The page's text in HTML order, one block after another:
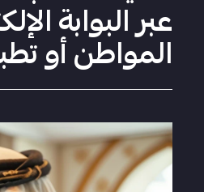
عبر البوابة
المواطن أو